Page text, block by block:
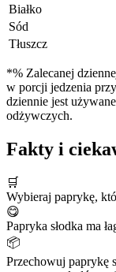
Białko
Sód
Tłuszcz
*% Zalecanej
w porcji jedzenia
dziennie jest
odżywczych.
Fakty i
🛒
Wybieraj paprykę,
😋
Papryka słodka ma
📦
Przechowuj paprykę